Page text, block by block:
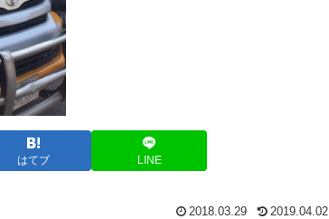
はてブ LINE
2018.03.29 2019.04.02